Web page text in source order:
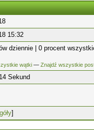
15:32
dziennie | 0 procent
wątki — Znajdź wszystkie
Sekund
]